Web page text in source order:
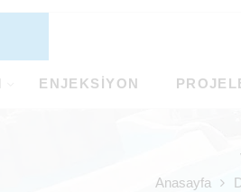
ENJEKSIYON
Anasayfa